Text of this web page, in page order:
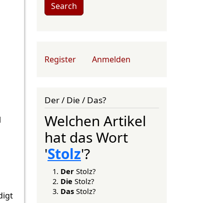
Search
User account menu
Register Anmelden
Der / Die / Das?
Welchen Artikel
hat das Wort
'Stolz'?
Der Stolz?
Die Stolz?
Das Stolz?